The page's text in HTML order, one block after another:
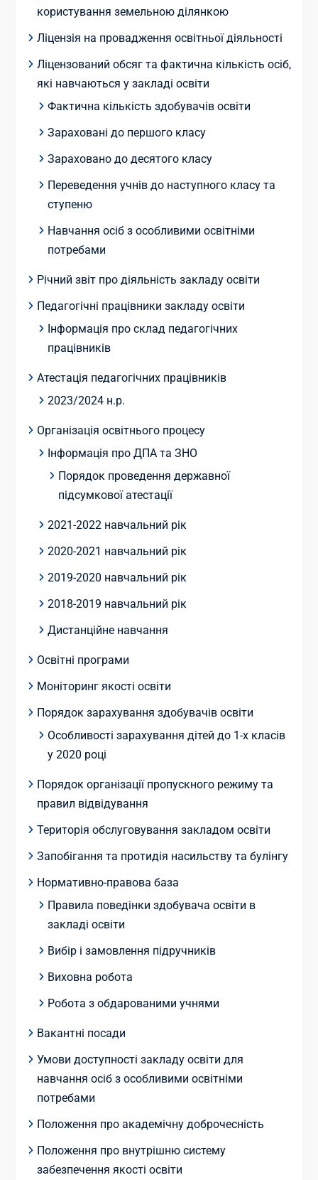
користування земельною ділянкою
Ліцензія на провадження освітньої діяльності
Ліцензований обсяг та фактична кількість осіб,
які навчаються у закладі освіти
Фактична кількість здобувачів освіти
Зараховані до першого класу
Зараховано до десятого класу
Переведення учнів до наступного класу та
ступеню
Навчання осіб з особливими освітніми
потребами
Річний звіт про діяльність закладу освіти
Педагогічні працівники закладу освіти
Інформація про склад педагогічних
працівників
Атестація педагогічних працівників
2023/2024 н.р.
Організація освітнього процесу
Інформація про ДПА та ЗНО
Порядок проведення державної
підсумкової атестації
2021-2022 навчальний рік
2020-2021 навчальний рік
2019-2020 навчальний рік
2018-2019 навчальний рік
Дистанційне навчання
Освітні програми
Моніторинг якості освіти
Порядок зарахування здобувачів освіти
Особливості зарахування дітей до 1-х класів
у 2020 році
Порядок організації пропускного режиму та
правил відвідування
Територія обслуговування закладом освіти
Запобігання та протидія насильству та булінгу
Нормативно-правова база
Правила поведінки здобувача освіти в
закладі освіти
Вибір і замовлення підручників
Виховна робота
Робота з обдарованими учнями
Вакантні посади
Умови доступності закладу освіти для
навчання осіб з особливими освітніми
потребами
Положення про академічну доброчесність
Положення про внутрішню систему
забезпечення якості освіти